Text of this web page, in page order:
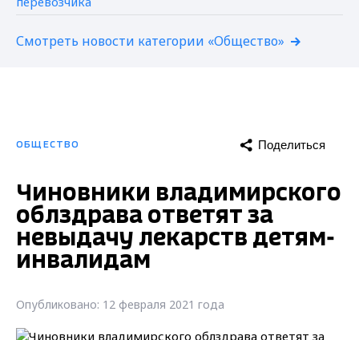
Смотреть новости категории «Общество»
ОБЩЕСТВО Поделиться
Чиновники владимирского
облздрава ответят за
невыдачу лекарств детям-
инвалидам
Опубликовано: 12 февраля 2021 года